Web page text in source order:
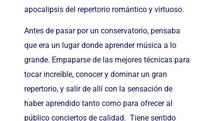
apocalipsis del repertorio romántico y virtuoso.
Antes de pasar por un conservatorio, pensaba
que era un lugar donde aprender música a lo
grande. Empaparse de las mejores técnicas para
tocar increíble, conocer y dominar un gran
repertorio, y salir de allí con la sensación de
haber aprendido tanto como para ofrecer al
público conciertos de calidad. Tiene sentido